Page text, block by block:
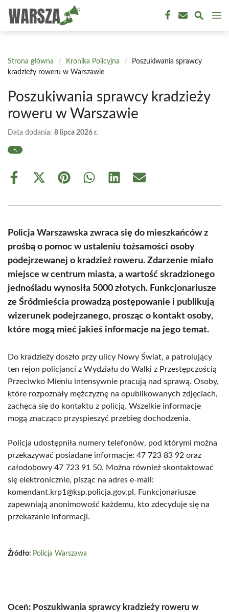
treści
Strona główna / Kronika Policyjna /
Poszukiwania sprawcy
kradzieży roweru w Warszawie
Poszukiwania sprawcy kradzieży
roweru w Warszawie
Data dodania: 8 lipca 2026 r.
Share
Share
(Twitter)
Share Share Share Share
Policja Warszawska zwraca się do mieszkańców z
prośbą o pomoc w ustaleniu tożsamości osoby
podejrzewanej o kradzież roweru. Zdarzenie miało
miejsce w centrum miasta, a wartość skradzionego
jednośladu wynosiła 5000 złotych. Funkcjonariusze
ze Śródmieścia prowadzą postępowanie i publikują
wizerunek podejrzanego, prosząc o kontakt osoby,
które mogą mieć jakieś informacje na jego temat.
Do kradzieży doszło przy ulicy Nowy Świat, a patrolujący
ten rejon policjanci z Wydziału do Walki z Przestępczością
Przeciwko Mieniu intensywnie pracują nad sprawą. Osoby,
które rozpoznały mężczyznę na opublikowanych zdjęciach,
zachęca się do kontaktu z policją. Wszelkie informacje
mogą znacząco przyspieszyć przebieg dochodzenia.
Policja udostępniła numery telefonów, pod którymi można
przekazywać posiadane informacje: 47 723 83 92 oraz
całodobowy 47 723 91 50. Można również skontaktować
się elektronicznie, pisząc na adres e-mail:
komendant.krp1@ksp.policja.gov.pl. Funkcjonariusze
zapewniają anonimowość każdemu, kto zdecyduje się na
przekazanie informacji.
Źródło: Policja Warszawa
Oceń: Poszukiwania sprawcy kradzieży roweru w